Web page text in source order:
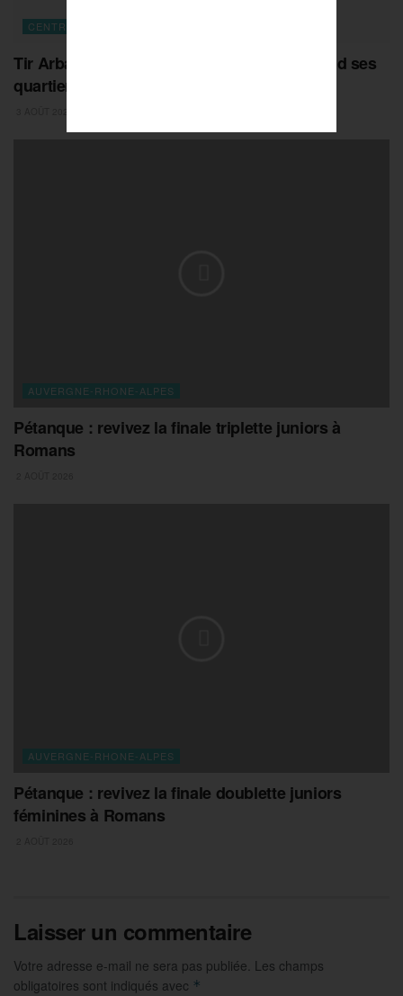
CENTRE-VAL DE LOIRE
Tir Arbalète : le championnat d’Europe prend ses
quartiers à Châteauroux
AUVERGNE-RHONE-ALPES
Pétanque : revivez la finale triplette juniors à
Romans
AUVERGNE-RHONE-ALPES
Pétanque : revivez la finale doublette juniors
féminines à Romans
Laisser un commentaire
Votre adresse e-mail ne sera pas publiée. Les champs
obligatoires sont indiqués avec *